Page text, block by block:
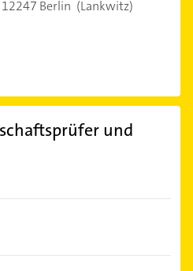
12247 Berlin (Lankwitz)
und